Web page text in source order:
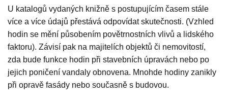
U katalogů vydaných knižně s postupujícím časem stále
více a více údajů přestává odpovídat skutečnosti. (Vzhled
hodin se mění působením povětrnostních vlivů a lidského
faktoru). Závisí pak na majitelích objektů či nemovitostí,
zda bude funkce hodin při stavebních úpravách nebo po
jejich poničení vandaly obnovena. Mnohde hodiny zanikly
při opravě fasády nebo současně s budovou.